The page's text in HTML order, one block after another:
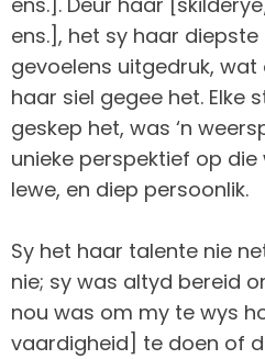
ens.], het sy haar
gevoelens uitgedruk, wat
haar siel gegee het. Elke
geskep het, was ‘n
unieke perspektief op
lewe, en diep persoonlik.
Sy het haar talente nie
nie; sy was altyd bereid
nou was om my te wys
vaardigheid] te doen of